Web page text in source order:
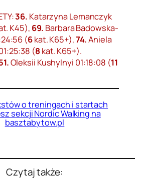
36. Katarzyna Lemanczyk
K45), 69. Barbara Badowska-
(6kat. K65+),74.Aniela
(8 kat. K65+).
Oleksii Kushylnyi 01:18:08 (11
o treningach i startach
sekcji Nordic Walking na
basztabytow.pl
Czytaj także: